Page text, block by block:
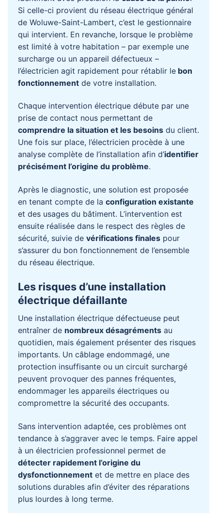
Si celle-ci provient du réseau électrique général
de Woluwe-Saint-Lambert, c’est le gestionnaire
qui intervient. En revanche, lorsque le problème
est limité à votre habitation – par exemple une
surcharge ou un appareil défectueux –
l’électricien agit rapidement pour rétablir lebon
fonctionnementde votre installation.
Chaque intervention électrique débute par une
prise de contact nous permettant de
comprendre la situation et les besoinsdu client.
Une fois sur place, l’électricien procède à une
analyse complète de l’installation afin d’identifier
précisément l’origine du problème.
Après le diagnostic, une solution est proposée
en tenant compte de la configuration existante
et des usages du bâtiment. L’intervention est
ensuite réalisée dans le respect des règles de
sécurité, suivie de vérifications finalespour
s’assurer du bon fonctionnement de l’ensemble
du réseau électrique.
Les risques d’une installation
électrique défaillante
Une installation électrique défectueuse peut
entraîner de nombreux désagrémentsau
quotidien, mais également présenter des risques
importants. Un câblage endommagé, une
protection insuffisante ou un circuit surchargé
peuvent provoquer des pannes fréquentes,
endommager les appareils électriques ou
compromettre la sécurité des occupants.
Sans intervention adaptée, ces problèmes ont
tendance à s’aggraver avec le temps. Faire appel
à un électricien professionnel permet de
détecter rapidement l’origine du
dysfonctionnementet de mettre en place des
solutions durables afin d’éviter des réparations
plus lourdes à long terme.